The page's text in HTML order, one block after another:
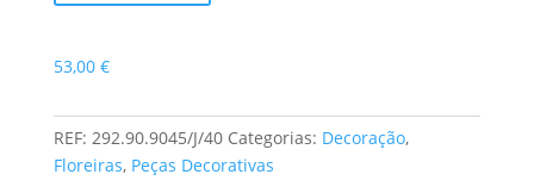
Peça
de
53,00 €
REF: 292.90.9045/J/40 Categorias: Decoração,
Floreiras, Peças Decorativas